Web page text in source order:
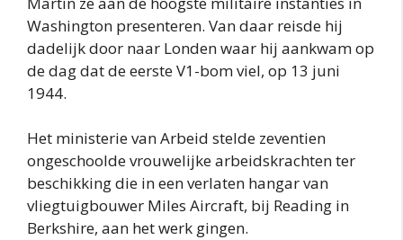
Washington presenteren. Van daar reisde hij
dadelijk door naar Londen waar hij aankwam op
de dag dat de eerste V1-bom viel, op 13 juni
1944.
Het ministerie van Arbeid stelde zeventien
ongeschoolde vrouwelijke arbeidskrachten ter
beschikking die in een verlaten hangar van
vliegtuigbouwer Miles Aircraft, bij Reading in
Berkshire, aan het werk gingen.